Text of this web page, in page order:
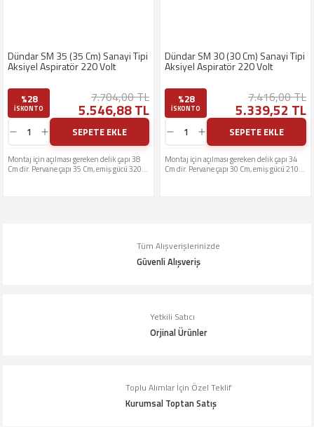
Dündar SM 35 (35 Cm) Sanayi Tipi
Aksiyel Aspiratör 220 Volt
%28
ISKONTO
7.704,00 TL
5.546,88 TL
SEPETE EKLE
Montaj için açılması gereken delik çapı 38
Cm dir. Pervane çapı 35 Cm, emiş gücü 3200
Dündar SM 30 (30 Cm) Sanayi Tipi
Aksiyel Aspiratör 220 Volt
%28
ISKONTO
7.416,00 TL
5.339,52 TL
SEPETE EKLE
Montaj için açılması gereken delik çapı 34
Cm dir. Pervane çapı 30 Cm, emiş gücü 2100
Tüm Alışverişlerinizde
Güvenli Alışveriş
Yetkili Satıcı
Orjinal Ürünler
Toplu Alımlar İçin Özel Teklif
Kurumsal Toptan Satış